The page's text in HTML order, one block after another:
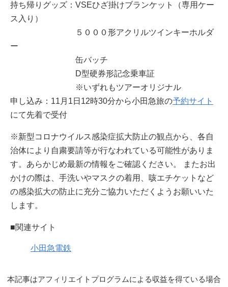
持ち帰りグッズ：VSEひざ掛けブランケット（専用ケー
ス入り）
５０００形アクリルツインキーホルダ
ー
缶バッチ
D型硬券形記念乗車証
※いずれもツアーオリジナル
申し込み：11月1日12時30分から小田急旅の予約サイト
にて先着で受付
※新型コロナウイルス感染症拡大防止の観点から、各自
治体により自粛要請等が行なわれている可能性がありま
す。あらかじめ最新の情報をご確認ください。 またお出
かけの際は、手洗いやマスクの着用、咳エチケットなど
の感染拡大の防止に充分ご協力いただくようお願いいた
します。
■関連サイト
小田急電鉄
本記事はアフィリエイトプログラムによる収益を得ている場合